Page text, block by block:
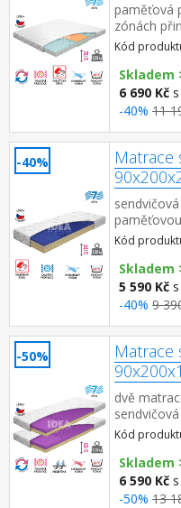
paměťová
zónách
masážní
Kód
Skladem
6 690 Kč
-40% 11
-40%
Matrace
PUR pěn 7
profilací
Kód
Skladem
5 590 Kč
-40% 9
-50%
Matrace
dvě
na obou
Kód
Skladem
6 590 Kč
-50% 13